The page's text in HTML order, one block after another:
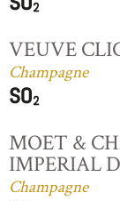
VEUVE
Champagne
MOET &
IMPERIAL
Champagne